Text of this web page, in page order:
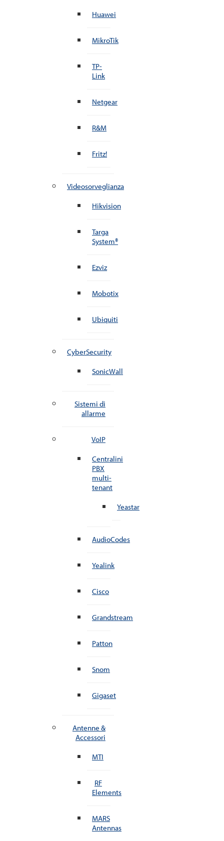
Huawei
MikroTik
TP-
Link
Netgear
R&M
Fritz!
Videosorveglianza
Hikvision
Targa
System®
Ezviz
Mobotix
Ubiquiti
CyberSecurity
SonicWall
Sistemi di
allarme
VoIP
Centralini
PBX
multi-
tenant
Yeastar
AudioCodes
Yealink
Cisco
Grandstream
Patton
Snom
Gigaset
Antenne &
Accessori
MTI
RF
Elements
MARS
Antennas